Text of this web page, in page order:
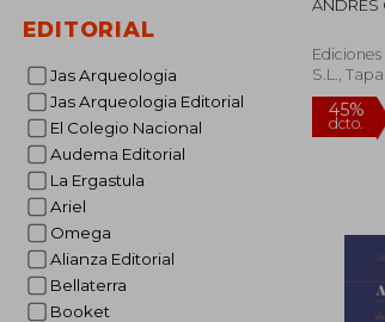
EDITORIAL
Jas Arqueologia
Jas Arqueologia Editorial
El Colegio Nacional
Audema Editorial
La Ergastula
Ariel
Omega
Alianza Editorial
Bellaterra
Booket
ANDRES
Ediciones
S.L.,